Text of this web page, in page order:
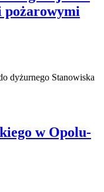
pożarowymi
dyżurnego Stanowiska
w Opolu-